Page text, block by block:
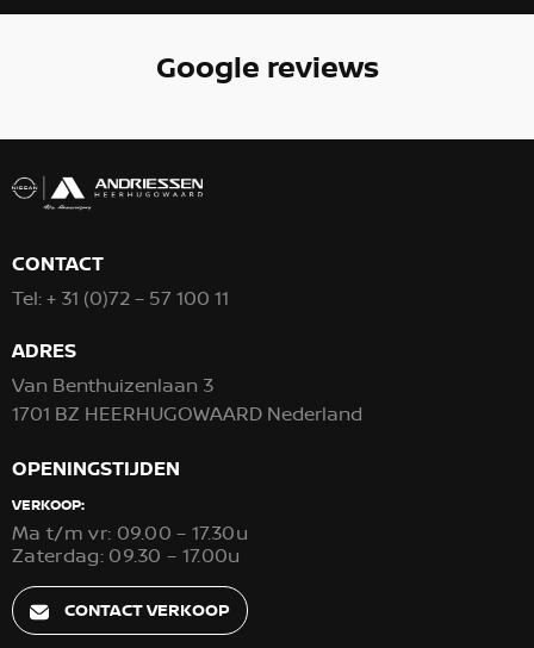
Google reviews
CONTACT
Tel:+ 31 (0)72 – 57 100 11
ADRES
Van Benthuizenlaan 3
1701 BZ HEERHUGOWAARD Nederland
OPENINGSTIJDEN
VERKOOP:
Ma t/m vr: 09.00 – 17.30u
Zaterdag: 09.30 – 17.00u
CONTACT VERKOOP